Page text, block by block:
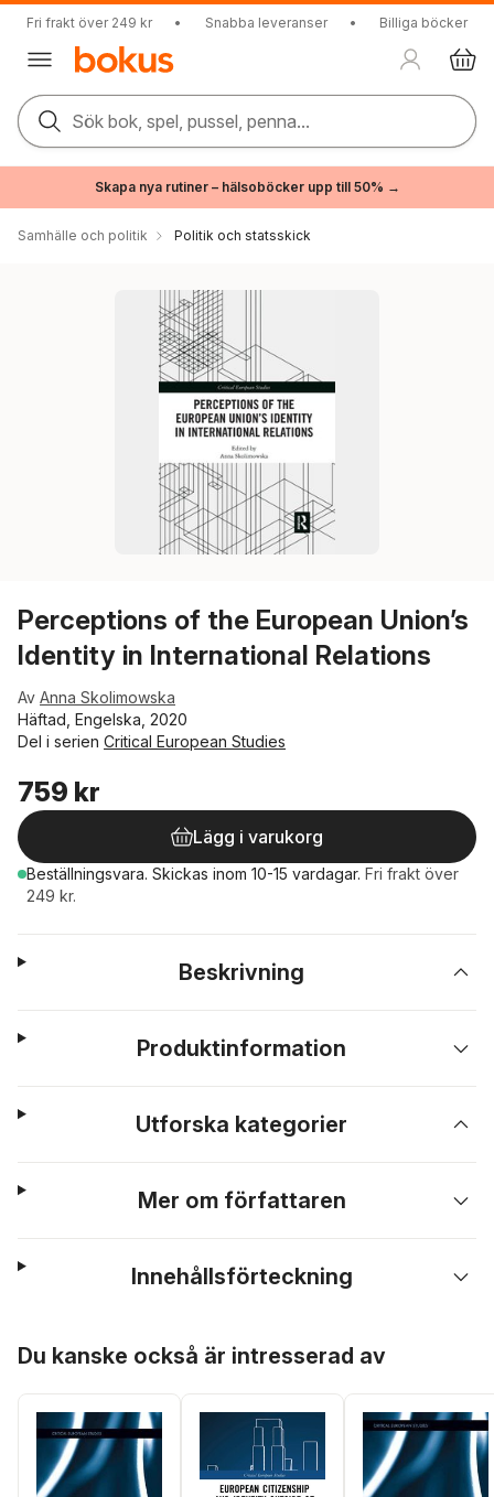
Fri frakt över 249 kr • Snabba leveranser • Billiga böcker
Sök bok, spel, pussel, penna...
Skapa nya rutiner – hälsoböcker upp till 50% →
Samhälle och politik Politik och statsskick
Perceptions of the European Union’s
Identity in International Relations
Av Anna Skolimowska
Häftad, Engelska, 2020
Del i serien Critical European Studies
759 kr
Lägg i varukorg
Beställningsvara. Skickas inom 10-15 vardagar. Fri frakt över
249 kr.
Beskrivning
Produktinformation
Utforska kategorier
Mer om författaren
Innehållsförteckning
Du kanske också är intresserad av